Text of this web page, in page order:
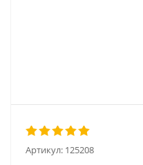
Артикул: 125208